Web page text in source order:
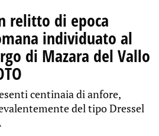
relitto di epoca
individuato al
di Mazara del Vallo
centinaia di anfore,
del tipo Dressel